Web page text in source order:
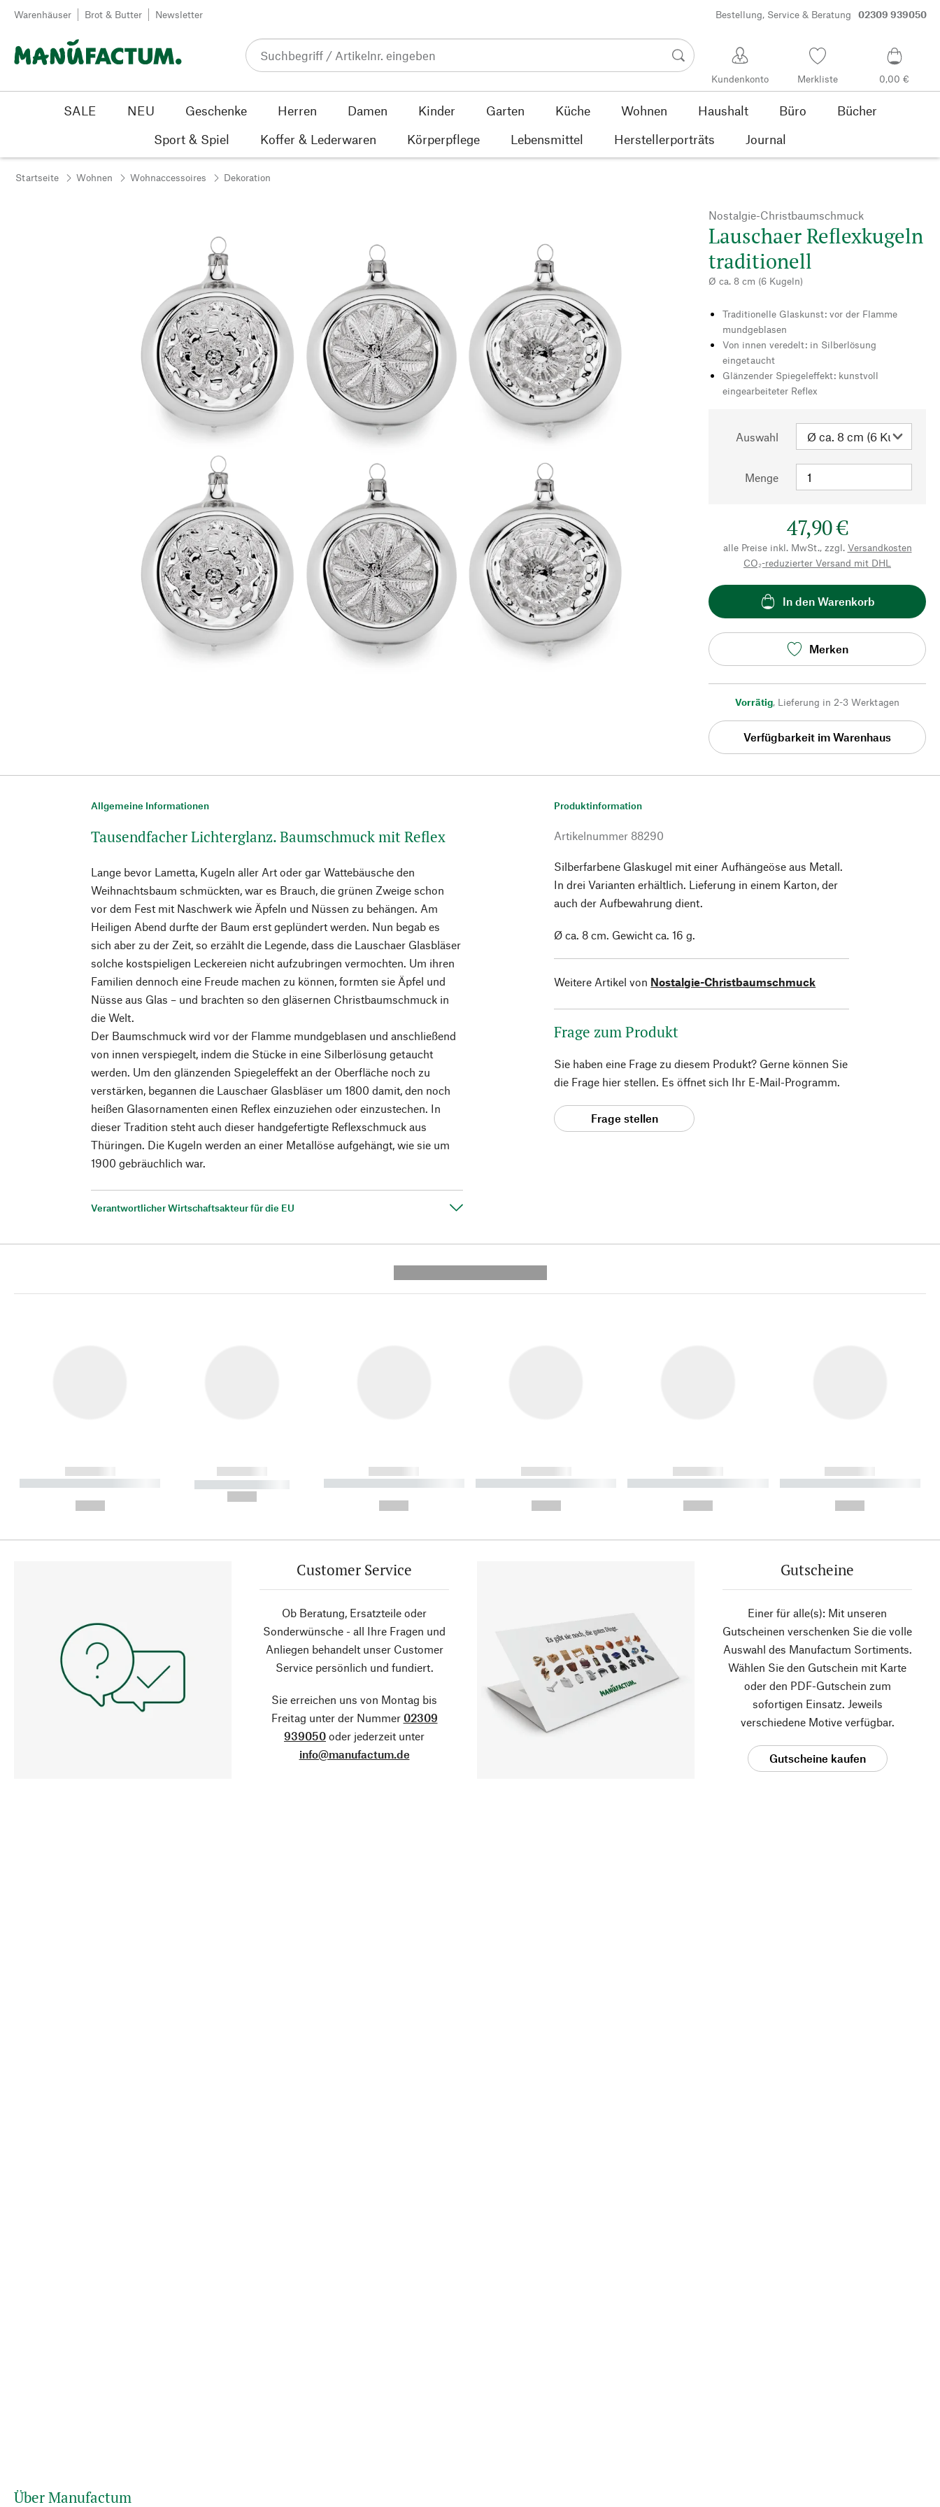
Zum Inhalt springen
Warenhäuser Brot & Butter Newsletter Bestellung, Service & Beratung 02309 939050
Kundenkonto Merkliste 0,00 €
SALE NEU Geschenke Herren Damen Kinder Garten Küche Wohnen Haushalt Büro
Bücher
Sport & Spiel
Koffer & Lederwaren Körperpflege Lebensmittel Herstellerporträts Journal
Startseite Wohnen Wohnaccessoires Dekoration
Nostalgie-Christbaumschmuck
Lauschaer Reflexkugeln
traditionell
Ø ca. 8 cm (6 Kugeln)
Traditionelle Glaskunst: vor der Flamme
mundgeblasen
Von innen veredelt: in Silberlösung
eingetaucht
Glänzender Spiegeleffekt: kunstvoll
eingearbeiteter Reflex
Auswahl
Menge
47,90 €
alle Preise inkl. MwSt., zzgl. Versandkosten
CO₂-reduzierter Versand mit DHL
In den Warenkorb
Merken
Vorrätig, Lieferung in 2-3 Werktagen
Verfügbarkeit im Warenhaus
Allgemeine Informationen
Tausendfacher Lichterglanz. Baumschmuck mit Reflex
Lange bevor Lametta, Kugeln aller Art oder gar Wattebäusche den
Weihnachtsbaum schmückten, war es Brauch, die grünen Zweige schon
vor dem Fest mit Naschwerk wie Äpfeln und Nüssen zu behängen. Am
Heiligen Abend durfte der Baum erst geplündert werden. Nun begab es
sich aber zu der Zeit, so erzählt die Legende, dass die Lauschaer Glasbläser
solche kostspieligen Leckereien nicht aufzubringen vermochten. Um ihren
Familien dennoch eine Freude machen zu können, formten sie Äpfel und
Nüsse aus Glas – und brachten so den gläsernen Christbaumschmuck in
die Welt.
Der Baumschmuck wird vor der Flamme mundgeblasen und anschließend
von innen verspiegelt, indem die Stücke in eine Silberlösung getaucht
werden. Um den glänzenden Spiegeleffekt an der Oberfläche noch zu
verstärken, begannen die Lauschaer Glasbläser um 1800 damit, den noch
heißen Glasornamenten einen Reflex einzuziehen oder einzustechen. In
dieser Tradition steht auch dieser handgefertigte Reflexschmuck aus
Thüringen. Die Kugeln werden an einer Metallöse aufgehängt, wie sie um
1900 gebräuchlich war.
Verantwortlicher Wirtschaftsakteur für die EU
Produktinformation
Artikelnummer 88290
Silberfarbene Glaskugel mit einer Aufhängeöse aus Metall.
In drei Varianten erhältlich. Lieferung in einem Karton, der
auch der Aufbewahrung dient.
Ø ca. 8 cm. Gewicht ca. 16 g.
Weitere Artikel von Nostalgie-Christbaumschmuck
Frage zum Produkt
Sie haben eine Frage zu diesem Produkt? Gerne können Sie
die Frage hier stellen. Es öffnet sich Ihr E-Mail-Programm.
Frage stellen
------------
----------- ----------- ----------
------------
----------- -----------
------------
----------- ----------- ----------
------------
----------- ----------- ----------
------------
----------- ----------- ----------
------------
----------- ----------- ----------
Customer Service
Ob Beratung, Ersatzteile oder
Sonderwünsche - all Ihre Fragen und
Anliegen behandelt unser Customer
Service persönlich und fundiert.
Sie erreichen uns von Montag bis
Freitag unter der Nummer 02309
939050 oder jederzeit unter
info@manufactum.de
Gutscheine
Einer für alle(s): Mit unseren
Gutscheinen verschenken Sie die volle
Auswahl des Manufactum Sortiments.
Wählen Sie den Gutschein mit Karte
oder den PDF-Gutschein zum
sofortigen Einsatz. Jeweils
verschiedene Motive verfügbar.
Gutscheine kaufen
Über Manufactum